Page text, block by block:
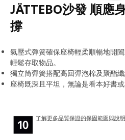
JÄTTEBO沙發 順應
撐
氣壓式彈簧確保座椅輕柔順暢地開
輕鬆存取物品。
獨立筒彈簧搭配高回彈泡棉及聚酯
座椅既深且平坦，無論是看本好書
了解更多品質保證的保固範圍與說